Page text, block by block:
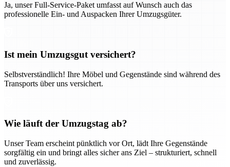
Ja, unser Full-Service-Paket umfasst auf Wunsch auch das
professionelle Ein- und Auspacken Ihrer Umzugsgüter.
Ist mein Umzugsgut versichert?
Selbstverständlich! Ihre Möbel und Gegenstände sind während des
Transports über uns versichert.
Wie läuft der Umzugstag ab?
Unser Team erscheint pünktlich vor Ort, lädt Ihre Gegenstände
sorgfältig ein und bringt alles sicher ans Ziel – strukturiert, schnell
und zuverlässig.